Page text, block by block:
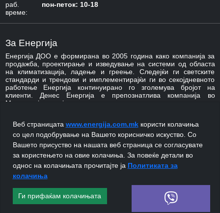
раб.
време:
пон-петок: 10-18
За Енергија
Енергија ДОО е формирана во 2005 година како компанија за
продажба, проектирање и изведување на системи од областа
на климатизација, ладење и греење. Следејќи ги светските
стандарди и трендови и имплементирајќи ги во секојдневното
работење Енергија континуирано го зголемува бројот на
клиенти. Денес Енергија е препознатлива компанија во
Македонија која асоцира на стручност, квалитет,
Copyright ©Енергија, 2026 година. Изработено од
Македонски Бизнис
Веб страницата www.energija.com.mkкористи колачиња
со цел подобрување на Вашето корисничко искуство. Со
Вашето присуство на нашата веб страница се согласувате
за користењето на овие колачиња. За повеќе детали во
однос на колачињата прочитајте ја Политиката за
колачиња
Ги прифаќам колачињата